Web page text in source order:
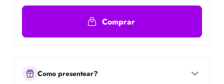
Comprar
Como presentear?